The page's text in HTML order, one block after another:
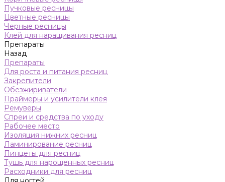
Пучковые ресницы
Цветные ресницы
Черные ресницы
Клей для наращивания ресниц
Препараты
Назад
Препараты
Для роста и питания ресниц
Закрепители
Обезжириватели
Праймеры и усилители клея
Ремуверы
Спреи и средства по уходу
Рабочее место
Изоляция нижних ресниц
Ламинирование ресниц
Пинцеты для ресниц
Тушь для нарощенных ресниц
Расходники для ресниц